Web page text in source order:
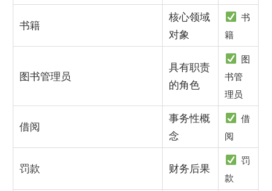
书籍
核心领域
对象
书
籍
图书管理员
具有职责
的角色
图
书管
理员
借阅
事务性概
念
借
阅
罚款 财务后果
罚
款